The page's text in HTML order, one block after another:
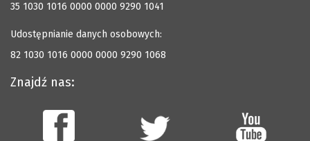
35 1030 1016 0000 0000 9290 1041
Udostępnianie danych osobowych:
82 1030 1016 0000 0000 9290 1068
Znajdź nas: